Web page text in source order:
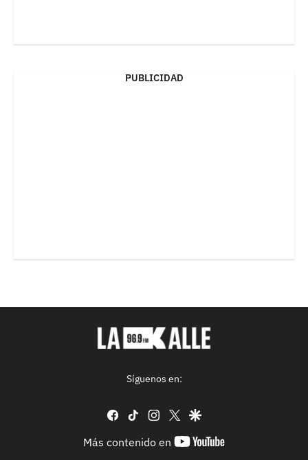
PUBLICIDAD
Síguenos en:
facebook
tiktok instagram
twittergoogle
Más contenido en
youtube-